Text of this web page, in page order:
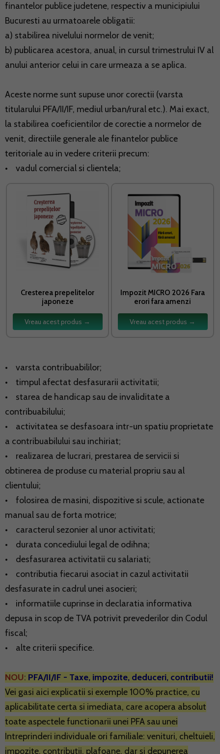
finantelor publice judetene, respectiv a municipiului
Bucuresti au urmatoarele obligatii:
a) stabilirea nivelului normelor de venit;
b) publicarea acestora, anual, in cursul trimestrului IV al
anului anterior celui in care urmeaza a se aplica.
Aceste norme sunt supuse unor corectii (varsta
titularului PFA/II/IF, mediul urban/rural etc.). Mai exact,
la stabilirea coeficientilor de corectie a normelor de
venit, directiile generale ale finantelor publice
teritoriale au in vedere criterii precum:
• vadul comercial si clientela;
Cresterea prepelitelor
japoneze
Vreau acest produs →
Impozit MICRO 2026 Fara
erori fara amenzi
Vreau acest produs →
• varsta contribuabililor;
• timpul afectat desfasurarii activitatii;
• starea de handicap sau de invaliditate a
contribuabilului;
• activitatea se desfasoara intr-un spatiu proprietate
a contribuabilului sau inchiriat;
• realizarea de lucrari, prestarea de servicii si
obtinerea de produse cu material propriu sau al
clientului;
• folosirea de masini, dispozitive si scule, actionate
manual sau de forta motrice;
• caracterul sezonier al unor activitati;
• durata concediului legal de odihna;
• desfasurarea activitatii cu salariati;
• contributia fiecarui asociat in cazul activitatii
desfasurate in cadrul unei asocieri;
• informatiile cuprinse in declaratia informativa
depusa in scop de TVA potrivit prevederilor din Codul
fiscal;
• alte criterii specifice.
NOU: PFA/II/IF - Taxe, impozite, deduceri, contributii!
Vei gasi aici explicatii si exemple 100% practice, cu
aplicabilitate certa si imediata, care acopera absolut
toate aspectele functionarii unei PFA sau unei
Intreprinderi individuale ori familiale: venituri, cheltuieli,
impozite, contributii, plafoane, dar si depunerea